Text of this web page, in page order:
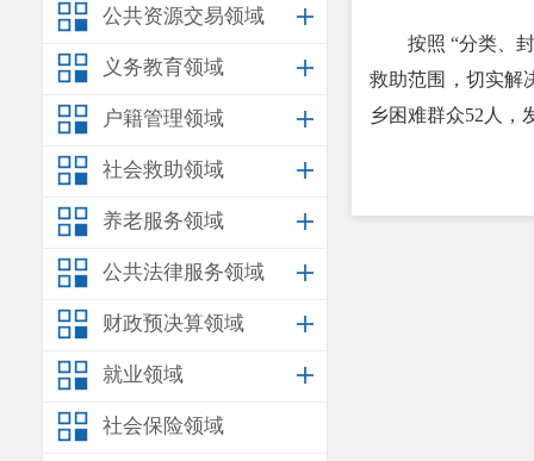
公共资源交易领域
义务教育领域
户籍管理领域
社会救助领域
养老服务领域
公共法律服务领域
财政预决算领域
就业领域
社会保险领域
按照 “分类、
救助范围，切实解
乡困难群众52人，